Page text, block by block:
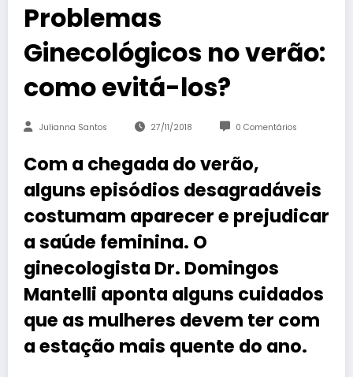
Problemas
Ginecológicos no verão:
como evitá-los?
Julianna Santos 27/11/2018 0 Comentários
Com a chegada do verão,
alguns episódios desagradáveis
costumam aparecer e prejudicar
a saúde feminina. O
ginecologista Dr. Domingos
Mantelli aponta alguns cuidados
que as mulheres devem ter com
a estação mais quente do ano.